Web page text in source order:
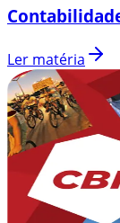
Ler matéria